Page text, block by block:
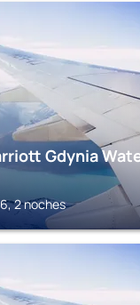
Gdynia
2 noches